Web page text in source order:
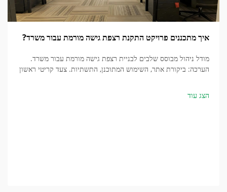
איך מתכננים פרויקט התקנת רצפת גישה מורמת עבור משרד?
מודל ניהול מבוסס שלבים לבניית רצפת גישה מורמת עבור משרד.
הערכה: ביקורת אתר, השימוש המתוכנן, התשתיות. צעד קריטי ראשון
הצג עוד